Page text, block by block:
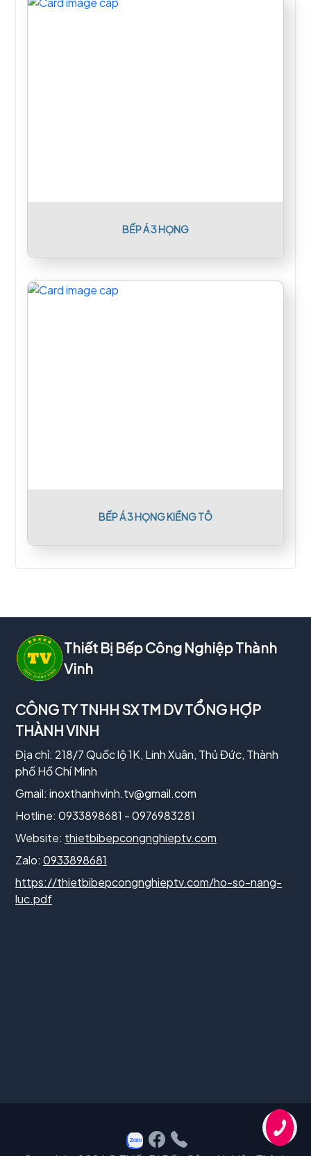
BẾP Á 3 HỌNG
BẾP Á 3 HỌNG KIỀNG TÔ
Thiết Bị Bếp Công Nghiệp Thành
Vinh
CÔNG TY TNHH SX TM DV TỔNG HỢP
THÀNH VINH
Địa chỉ: 218/7 Quốc lộ 1K, Linh Xuân, Thủ Đức, Thành
phố Hồ Chí Minh
Gmail: inoxthanhvinh.tv@gmail.com
Hotline: 0933898681 - 0976983281
Website: thietbibepcongnghieptv.com
Zalo: 0933898681
https://thietbibepcongnghieptv.com/ho-so-nang-
luc.pdf